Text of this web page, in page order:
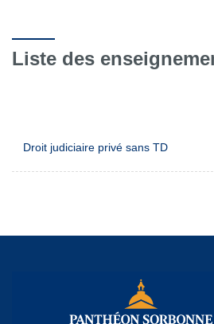
Liste des
Droit judiciaire privé sans TD